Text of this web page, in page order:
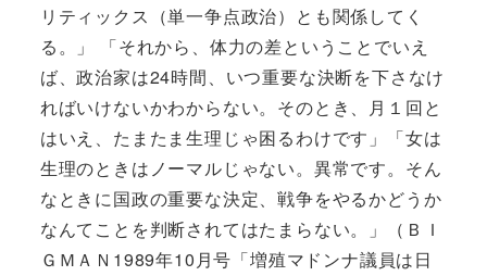
リティックス（単一争点政治）とも関係してく
る。」 「それから、体力の差ということでいえ
ば、政治家は24時間、いつ重要な決断を下さなけ
ればいけないかわからない。そのとき、月１回と
はいえ、たまたま生理じゃ困るわけです」「女は
生理のときはノーマルじゃない。異常です。そん
なときに国政の重要な決定、戦争をやるかどうか
なんてことを判断されてはたまらない。」（ＢＩ
ＧＭＡＮ1989年10月号「増殖マドンナ議員は日